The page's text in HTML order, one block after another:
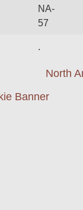
NA-
57
.
Banner